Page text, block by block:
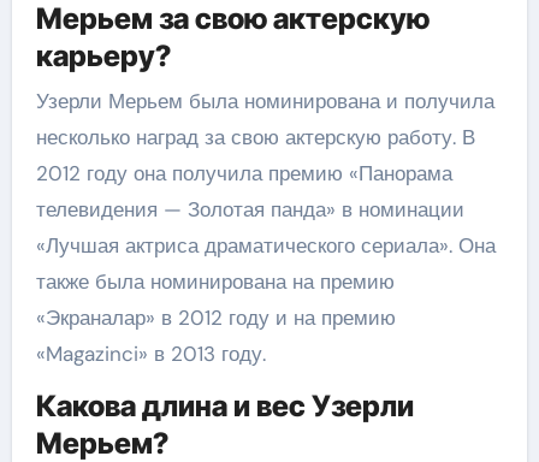
Мерьем за свою актерскую
карьеру?
Узерли Мерьем была номинирована и получила
несколько наград за свою актерскую работу. В
2012 году она получила премию «Панорама
телевидения — Золотая панда» в номинации
«Лучшая актриса драматического сериала». Она
также была номинирована на премию
«Экраналар» в 2012 году и на премию
«Magazinci» в 2013 году.
Какова длина и вес Узерли
Мерьем?